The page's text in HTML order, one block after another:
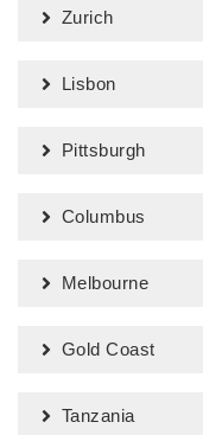
Zurich
Lisbon
Pittsburgh
Columbus
Melbourne
Gold Coast
Tanzania